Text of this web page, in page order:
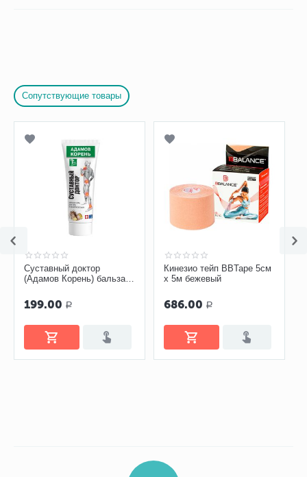
Сопутствующие товары
Суставный доктор
(Адамов Корень) бальзам-
199.00 Р
Кинезио тейп BBTape 5см
х 5м бежевый
686.00 Р